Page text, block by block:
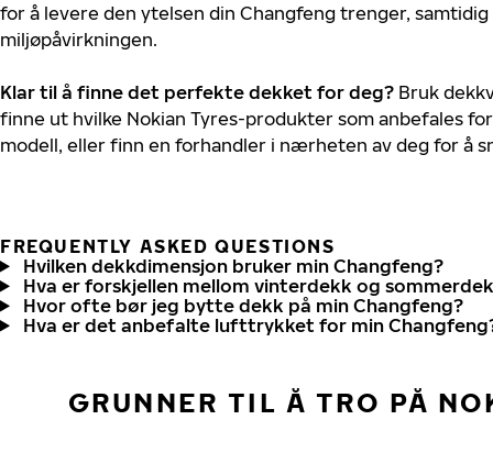
for å levere den ytelsen din Changfeng trenger,
miljøpåvirkningen.
Klar til å finne det perfekte dekket for deg? Bruk
finne ut hvilke Nokian Tyres-produkter som anbefales
modell, eller finn en forhandler i nærheten av deg for å
FREQUENTLY ASKED QUESTIONS
Hvilken dekkdimensjon bruker min Changfeng?
Hva er forskjellen mellom vinterdekk og
Hvor ofte bør jeg bytte dekk på min Changfeng?
Hva er det anbefalte lufttrykket for min
GRUNNER TIL Å TRO PÅ